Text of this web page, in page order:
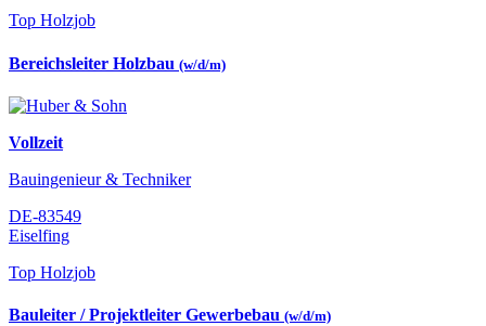
Top Holzjob
Bereichsleiter Holzbau (w/d/m)
Vollzeit
Bauingenieur & Techniker
DE-83549
Eiselfing
Top Holzjob
Bauleiter / Projektleiter Gewerbebau (w/d/m)